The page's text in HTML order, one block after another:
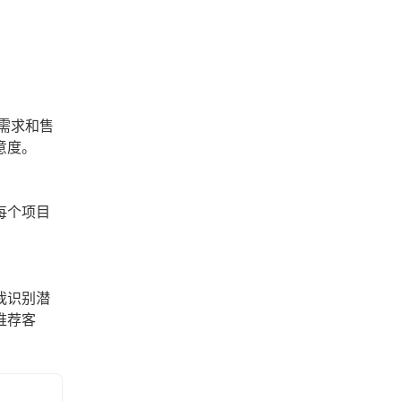
求和售
。
个项目
识别潜
荐客